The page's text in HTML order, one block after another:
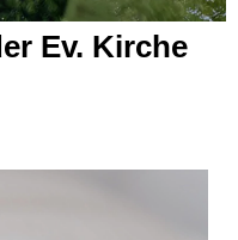
Ev. Kirche